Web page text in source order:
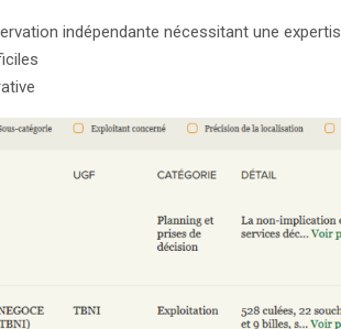
indépendante nécessitant une